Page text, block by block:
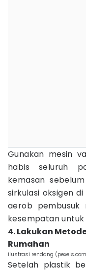
Gunakan mesin
habis seluruh
kemasan
sirkulasi oksigen
aerob pembusuk
kesempatan
4. Lakukan
Rumahan
ilustrasi rendang
Setelah plastik